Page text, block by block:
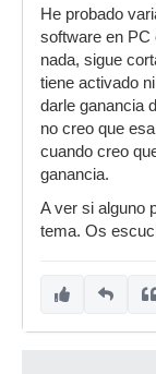
He probado
software en PC
nada, sigue
tiene activado
darle ganancia
no creo que
cuando creo
ganancia.
A ver si alguno
tema. Os